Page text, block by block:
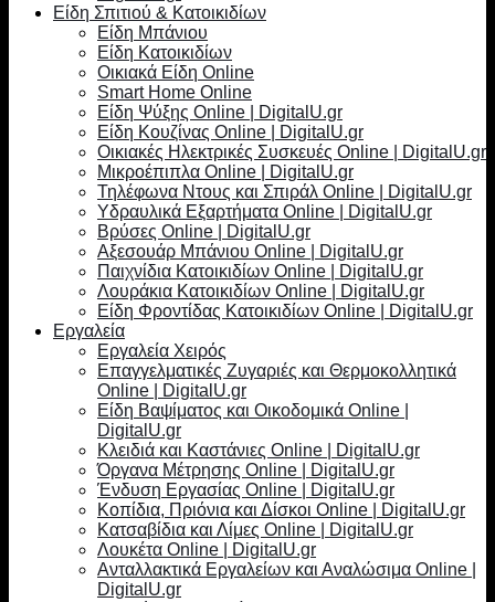
Είδη Σπιτιού & Κατοικιδίων
Είδη Μπάνιου
Είδη Κατοικιδίων
Οικιακά Είδη Online
Smart Home Online
Είδη Ψύξης Online | DigitalU.gr
Είδη Κουζίνας Online | DigitalU.gr
Οικιακές Ηλεκτρικές Συσκευές Online | DigitalU.gr
Μικροέπιπλα Online | DigitalU.gr
Τηλέφωνα Ντους και Σπιράλ Online | DigitalU.gr
Υδραυλικά Εξαρτήματα Online | DigitalU.gr
Βρύσες Online | DigitalU.gr
Αξεσουάρ Μπάνιου Online | DigitalU.gr
Παιχνίδια Κατοικιδίων Online | DigitalU.gr
Λουράκια Κατοικιδίων Online | DigitalU.gr
Είδη Φροντίδας Κατοικιδίων Online | DigitalU.gr
Εργαλεία
Εργαλεία Χειρός
Επαγγελματικές Ζυγαριές και Θερμοκολλητικά
Online | DigitalU.gr
Είδη Βαψίματος και Οικοδομικά Online |
DigitalU.gr
Κλειδιά και Καστάνιες Online | DigitalU.gr
Όργανα Μέτρησης Online | DigitalU.gr
Ένδυση Εργασίας Online | DigitalU.gr
Κοπίδια, Πριόνια και Δίσκοι Online | DigitalU.gr
Κατσαβίδια και Λίμες Online | DigitalU.gr
Λουκέτα Online | DigitalU.gr
Ανταλλακτικά Εργαλείων και Αναλώσιμα Online |
DigitalU.gr